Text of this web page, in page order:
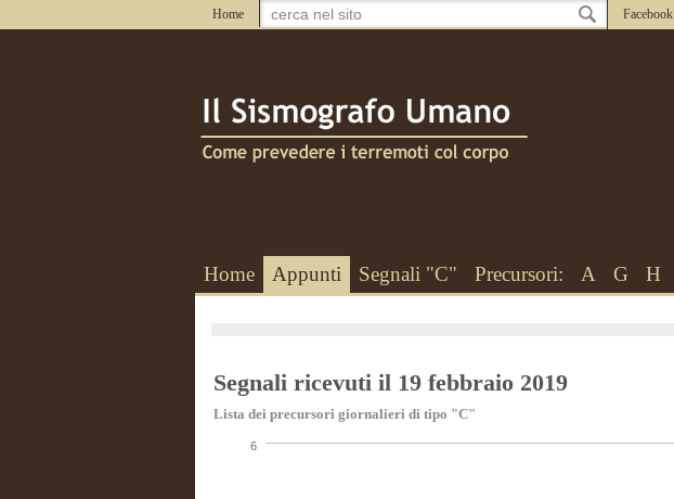
Home Facebook
Home Appunti Segnali "C" Precursori: A G H
Segnali ricevuti il 19 febbraio 2019
Lista dei precursori giornalieri di tipo "C"
6